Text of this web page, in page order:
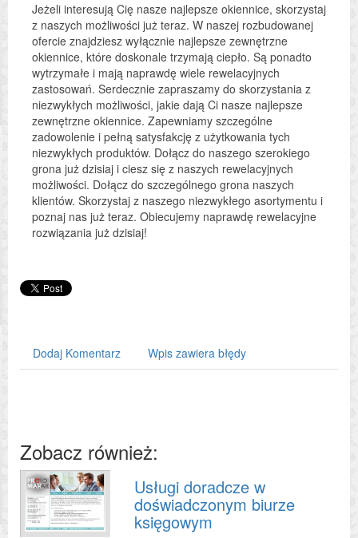
Jeżeli interesują Cię nasze najlepsze okiennice, skorzystaj
z naszych możliwości już teraz. W naszej rozbudowanej
ofercie znajdziesz wyłącznie najlepsze zewnętrzne
okiennice, które doskonale trzymają ciepło. Są ponadto
wytrzymałe i mają naprawdę wiele rewelacyjnych
zastosowań. Serdecznie zapraszamy do skorzystania z
niezwykłych możliwości, jakie dają Ci nasze najlepsze
zewnętrzne okiennice. Zapewniamy szczególne
zadowolenie i pełną satysfakcję z użytkowania tych
niezwykłych produktów. Dołącz do naszego szerokiego
grona już dzisiaj i ciesz się z naszych rewelacyjnych
możliwości. Dołącz do szczególnego grona naszych
klientów. Skorzystaj z naszego niezwykłego asortymentu i
poznaj nas już teraz. Obiecujemy naprawdę rewelacyjne
rozwiązania już dzisiaj!
Dodaj Komentarz Wpis zawiera błędy
Zobacz również:
Usługi doradcze w
doświadczonym biurze
księgowym